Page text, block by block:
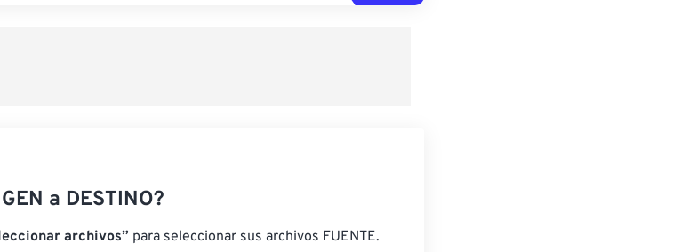
a DESTINO?
archivos” para seleccionar sus archivos FUENTE.